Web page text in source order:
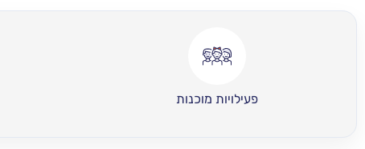
פעילויות מוכנות